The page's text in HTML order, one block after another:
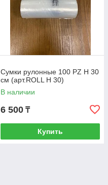
Сумки рулонные 100 PZ H 30
см (арт.ROLL H 30)
В наличии
6 500 ₸
Купить